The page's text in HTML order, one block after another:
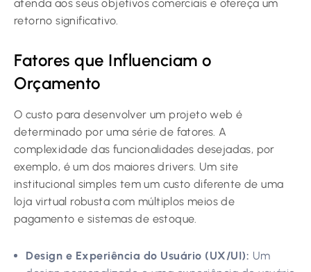
atenda aos seus objetivos comerciais e ofereça um
retorno significativo.
Fatores que Influenciam o
Orçamento
O custo para desenvolver um projeto web é
determinado por uma série de fatores. A
complexidade das funcionalidades desejadas, por
exemplo, é um dos maiores drivers. Um site
institucional simples tem um custo diferente de uma
loja virtual robusta com múltiplos meios de
pagamento e sistemas de estoque.
Design e Experiência do Usuário (UX/UI): Um